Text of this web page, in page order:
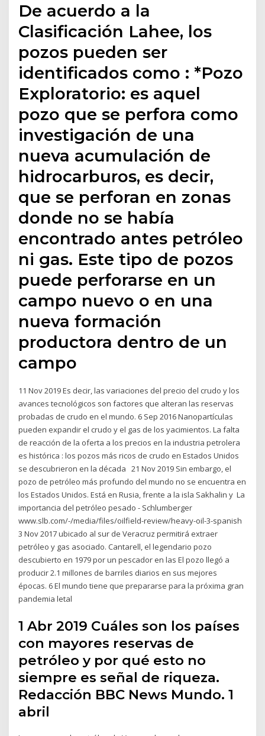
De acuerdo a la
Clasificación Lahee, los
pozos pueden ser
identificados como : *Pozo
Exploratorio: es aquel
pozo que se perfora como
investigación de una
nueva acumulación de
hidrocarburos, es decir,
que se perforan en zonas
donde no se había
encontrado antes petróleo
ni gas. Este tipo de pozos
puede perforarse en un
campo nuevo o en una
nueva formación
productora dentro de un
campo
11 Nov 2019 Es decir, las variaciones del precio del crudo y los
avances tecnológicos son factores que alteran las reservas
probadas de crudo en el mundo. 6 Sep 2016 Nanopartículas
pueden expandir el crudo y el gas de los yacimientos. La falta
de reacción de la oferta a los precios en la industria petrolera
es histórica : los pozos más ricos de crudo en Estados Unidos
se descubrieron en la década 21 Nov 2019 Sin embargo, el
pozo de petróleo más profundo del mundo no se encuentra en
los Estados Unidos. Está en Rusia, frente a la isla Sakhalin y La
importancia del petróleo pesado - Schlumberger
www.slb.com/-/media/files/oilfield-review/heavy-oil-3-spanish
3 Nov 2017 ubicado al sur de Veracruz permitirá extraer
petróleo y gas asociado. Cantarell, el legendario pozo
descubierto en 1979 por un pescador en las El pozo llegó a
producir 2.1 millones de barriles diarios en sus mejores
épocas. 6 El mundo tiene que prepararse para la próxima gran
pandemia letal
1 Abr 2019 Cuáles son los países
con mayores reservas de
petróleo y por qué esto no
siempre es señal de riqueza.
Redacción BBC News Mundo. 1
abril